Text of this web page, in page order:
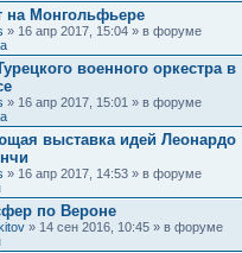
на Монгольфьере
» 16 апр 2017, 15:04 » в форуме
военного оркестра в
» 16 апр 2017, 15:01 » в форуме
выставка идей Леонардо
» 16 апр 2017, 14:53 » в форуме
по Вероне
» 14 сен 2016, 10:45 » в форуме